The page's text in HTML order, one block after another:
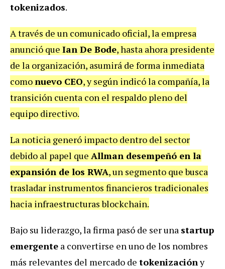
tokenizados.
A través de un comunicado oficial, la empresa
anunció que Ian De Bode, hasta ahora presidente
de la organización, asumirá de forma inmediata
comonuevo CEO, y según indicó la compañía, la
transición cuenta con el respaldo pleno del
equipo directivo.
La noticia generó impacto dentro del sector
debido al papel que Allman desempeñó en la
expansión de los RWA, un segmento que busca
trasladar instrumentos financieros tradicionales
hacia infraestructuras blockchain.
Bajo su liderazgo, la firma pasó de ser una startup
emergente a convertirse en uno de los nombres
más relevantes del mercado de tokenizacióny